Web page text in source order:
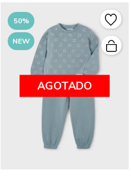
50%
NEW
AGOTADO